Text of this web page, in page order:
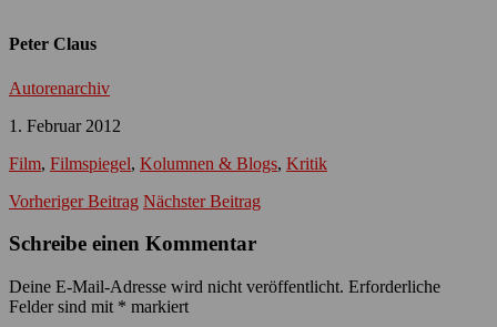
Peter Claus
Autorenarchiv
1. Februar 2012
Film, Filmspiegel, Kolumnen & Blogs, Kritik
Vorheriger Beitrag Nächster Beitrag
Schreibe einen Kommentar
Deine E-Mail-Adresse wird nicht veröffentlicht. Erforderliche
Felder sind mit * markiert